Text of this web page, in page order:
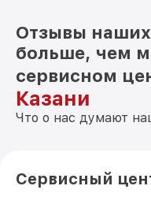
Отзывы
больше, чем
сервисном
Казани
Что о нас думают
Сервисный